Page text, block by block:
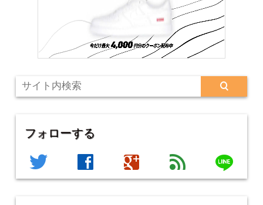
フォローする
twitter facebook google feed line